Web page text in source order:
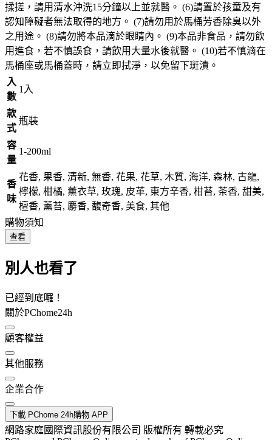
揉搓，請用清水沖洗15分鐘以上並就醫。 (6)請置於孩童及有
認知障礙者無法取得的地方。 (7)請勿用於馬桶芳香除臭以外
之用途。 (8)請勿將本品滴於眼睛內。 (9)本品非食品，請勿飲
用進食，若不慎誤食，請飲用大量水後就醫。 (10)若不慎滴在
馬桶座或馬桶蓋時，請立即拭淨，以免留下斑漬。
入
數
1入
款
式
瓶裝
容
量
1-200ml
香
味
花香, 果香, 清新, 無香, 花果, 花草, 木質, 海洋, 森林, 古龍,
檸檬, 柑橘, 薰衣草, 玫瑰, 皮革, 東方辛香, 柑苔, 茶香, 甜美,
檀香, 薰苔, 麝香, 馥奇香, 美食, 其他
購物須知
查看
別人也看了
已經到底囉！
關於PChome24h
顧客權益
其他服務
企業合作
下載 PChome 24h購物 APP
網路家庭國際資訊股份有限公司 版權所有 轉載必究